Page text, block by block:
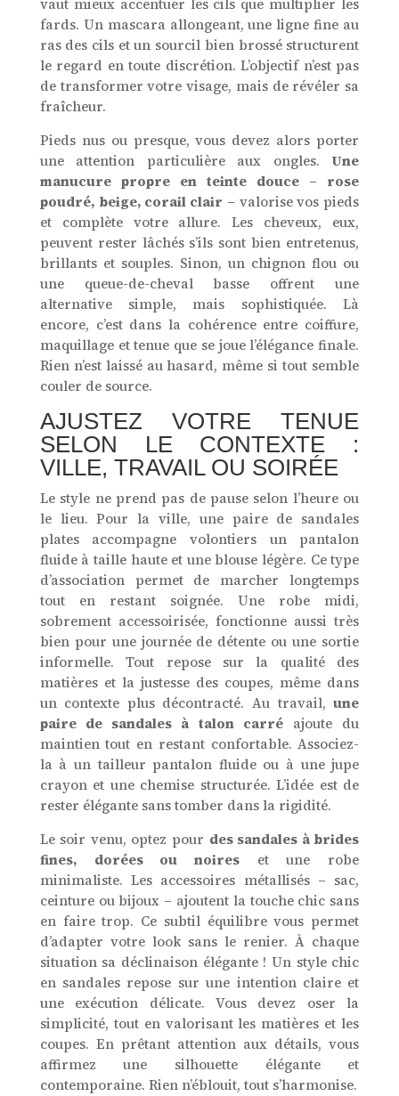
vaut mieux accentuer les cils que multiplier les
fards. Un mascara allongeant, une ligne fine au
ras des cils et un sourcil bien brossé structurent
le regard en toute discrétion. L’objectif n’est pas
de transformer votre visage, mais de révéler sa
fraîcheur.
Pieds nus ou presque, vous devez alors porter
une attention particulière aux ongles. Une
manucure propre en teinte douce – rose
poudré, beige, corail clair – valorise vos pieds
et complète votre allure. Les cheveux, eux,
peuvent rester lâchés s’ils sont bien entretenus,
brillants et souples. Sinon, un chignon flou ou
une queue-de-cheval basse offrent une
alternative simple, mais sophistiquée. Là
encore, c’est dans la cohérence entre coiffure,
maquillage et tenue que se joue l’élégance finale.
Rien n’est laissé au hasard, même si tout semble
couler de source.
AJUSTEZ VOTRE TENUE
SELON LE CONTEXTE :
VILLE, TRAVAIL OU SOIRÉE
Le style ne prend pas de pause selon l’heure ou
le lieu. Pour la ville, une paire de sandales
plates accompagne volontiers un pantalon
fluide à taille haute et une blouse légère. Ce type
d’association permet de marcher longtemps
tout en restant soignée. Une robe midi,
sobrement accessoirisée, fonctionne aussi très
bien pour une journée de détente ou une sortie
informelle. Tout repose sur la qualité des
matières et la justesse des coupes, même dans
un contexte plus décontracté. Au travail,une
paire de sandales à talon carréajoute du
maintien tout en restant confortable. Associez-
la à un tailleur pantalon fluide ou à une jupe
crayon et une chemise structurée. L’idée est de
rester élégante sans tomber dans la rigidité.
Le soir venu, optez pour des sandales à brides
fines, dorées ou noires et une robe
minimaliste. Les accessoires métallisés – sac,
ceinture ou bijoux – ajoutent la touche chic sans
en faire trop. Ce subtil équilibre vous permet
d’adapter votre look sans le renier. À chaque
situation sa déclinaison élégante ! Un style chic
en sandales repose sur une intention claire et
une exécution délicate. Vous devez oser la
simplicité, tout en valorisant les matières et les
coupes. En prêtant attention aux détails, vous
affirmez une silhouette élégante et
contemporaine. Rien n’éblouit, tout s’harmonise.